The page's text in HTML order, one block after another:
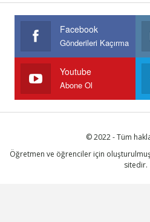
Facebook
Gönderileri Kaçırma
Youtube
Abone Ol
© 2022 - Tüm
Öğretmen ve öğrenciler için
sitedir.